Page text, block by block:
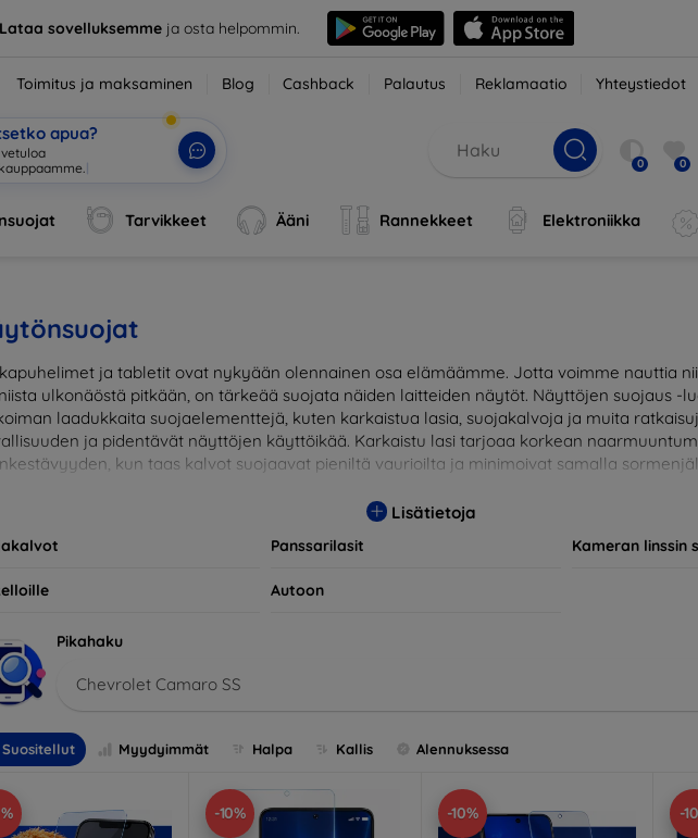
Lataa sovelluksemmeja osta helpommin.
Toimitus ja maksaminen Blog Cashback Palautus Reklamaatio Yhteystiedot
apua?
verk 0 0
Tarvikkeet Ääni Rannekkeet Elektroniikka
ja tabletit ovat nykyään olennainen osa elämäämme. Jotta voimme nauttia
ulkonäöstä pitkään, on tärkeää suojata näiden laitteiden näytöt. Näyttöjen suojaus -
laadukkaita suojaelementtejä, kuten karkaistua lasia, suojakalvoja ja muita
ja pidentävät näyttöjen käyttöikää. Karkaistu lasi tarjoaa korkean
kun taas kalvot suojaavat pieniltä vaurioilta ja minimoivat samalla
useiden eri merkkien ja mallien kanssa, mikä takaa, että jokainen asiakas löytää
Lisätietoja
Panssarilasit Kameran linssin
Autoon
Pikahaku
Chevrolet Camaro SS
Suositellut Myydyimmät Halpa Kallis Alennuksessa
-10% -10% -